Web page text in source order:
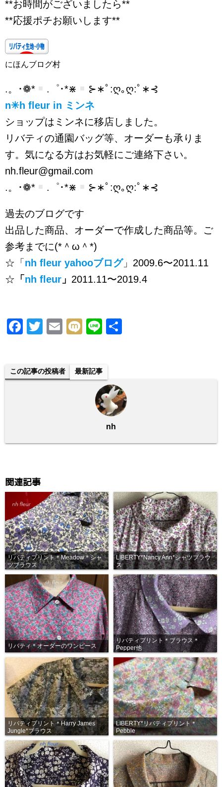
**お時間がございましたら**
**応援ポチお願いします**
にほんブログ村
.。･❁* .゜･*⋇
⊱∗ﾟ:ღ｡ღ:ﾟ∗⊰
n✳︎h fleur in ミンネ
ショップはミンネに移店しました。
リバティの通園バッグ等、オーダーも承りま
す。気になる方はお気軽にご連絡下さい。
nh.fleur@gmail.com
.。･❁*
.゜･*⋇ ⊱∗ﾟ:ღ｡ღ:ﾟ∗⊰
過去のブログです
出品した商品、オーダーで作成した商品等。ご
参考までに(*＾ω＾*)
☆「nh fleur yahooブログ」2009.6〜2011.11
☆ 「nh fleur 」 2011.11〜2019.4
F
e
T
er
E
M
Li
この記事の投稿者 最新記事
nh
関連記事
リバティプリント＊Meadow＊シャ
ツブラウス
LIBERTY*Nancy Ann*シャツブラウ
ス
リバティ＊オーダーのワンピース
リバティプリント＊ブラウス＊
Pepper他
リバティプリント＊Harry James
Jungle*ブラウス
LIBERTY*リバティプリント＊
Pebble